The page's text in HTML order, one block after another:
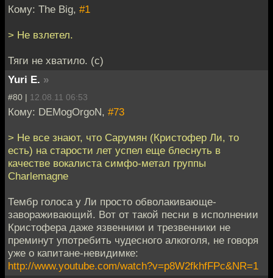
Кому: The Big, #1
> Не взлетел.
Тяги не хватило. (с)
Yuri E. »
#80 | 12.08.11 06:53
Кому: DEMogOrgoN, #73
> Не все знают, что Сарумян (Кристофер Ли, то
есть) на старости лет успел еще блеснуть в
качестве вокалиста симфо-метал группы
Charlemagne
Тембр голоса у Ли просто обволакивающе-
завораживающий. Вот от такой песни в исполнении
Кристофера даже язвенники и трезвенники не
преминут употребить чудесного алкоголя, не говоря
уже о капитане-невидимке:
http://www.youtube.com/watch?v=p8W2fkhfFPc&NR=1